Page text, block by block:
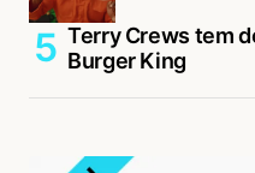
Terry Crews tem
Burger King